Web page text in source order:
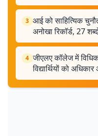
3 आई को साहित्यिक
अनोखा रिकॉर्ड, 27
4 जीएलए कॉलेज में
विद्यार्थियों को